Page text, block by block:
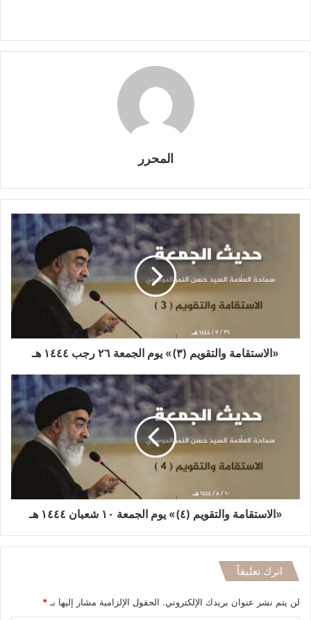
المحرر
«الاستقامة والتقويم (٣)» يوم الجمعة ٢٦ رجب ١٤٤٤ هـ
«الاستقامة والتقويم (٤)» يوم الجمعة ١٠ شعبان ١٤٤٤ هـ
اترك تعليقاً
لن يتم نشر عنوان بريدك الإلكتروني. الحقول الإلزامية مشار إليها بـ *